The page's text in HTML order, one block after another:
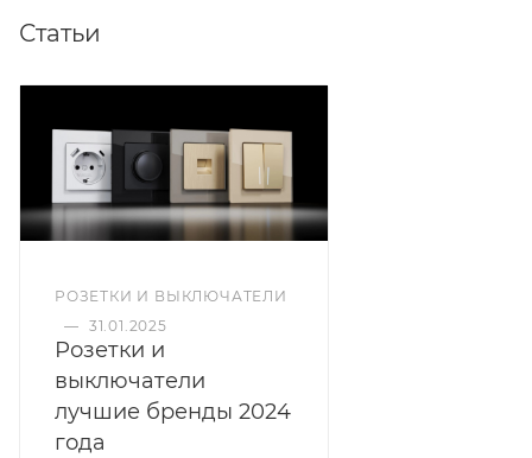
Статьи
РОЗЕТКИ И ВЫКЛЮЧАТЕЛИ
— 31.01.2025
Розетки и
выключатели
лучшие бренды 2024
года